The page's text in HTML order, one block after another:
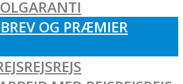
OG PRÆMIER